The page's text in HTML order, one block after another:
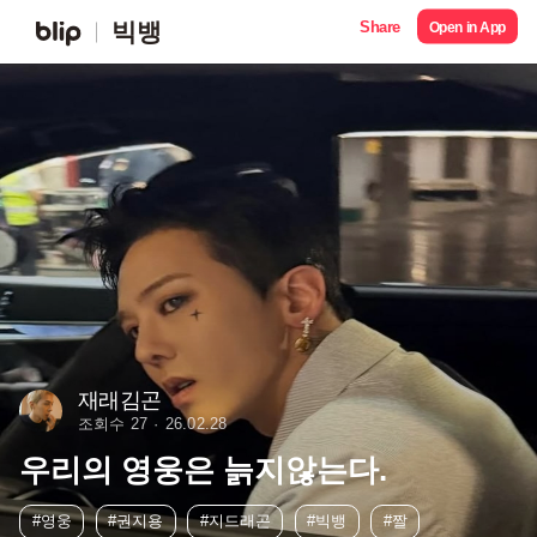
빅뱅 Share Open in App
재래김곤
조회수 27 26.02.28
우리의 영웅은 늙지않는다.
#영웅 #권지용 #지드래곤 #빅뱅 #짤